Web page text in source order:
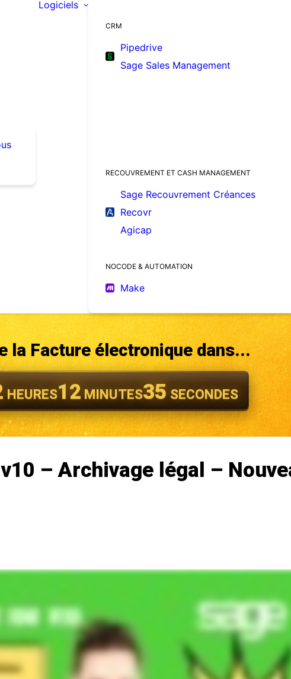
Logiciels
CRM
Pipedrive
Sage Sales Management
RECOUVREMENT ET CASH MANAGEMENT
Sage Recouvrement Créances
Recovr
Agicap
NOCODE & AUTOMATION
Make
la Facture électronique dans...
HEURES12 MINUTES32 SECONDES
– Archivage légal –